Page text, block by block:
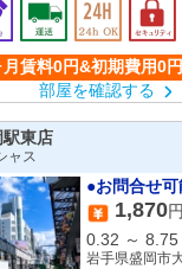
部屋を確認する
東店
ャス
●お問合せ可
1,870
0.32 ～ 8.75
岩手県盛岡市